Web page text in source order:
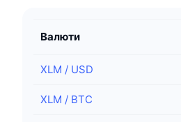
Валюти
XLM / USD
XLM / BTC